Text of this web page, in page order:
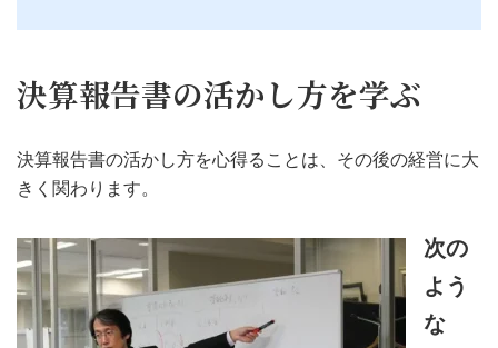
決算報告書の活かし方を学ぶ
決算報告書の活かし方を心得ることは、その後の経営に大
きく関わります。
次の
よう
な